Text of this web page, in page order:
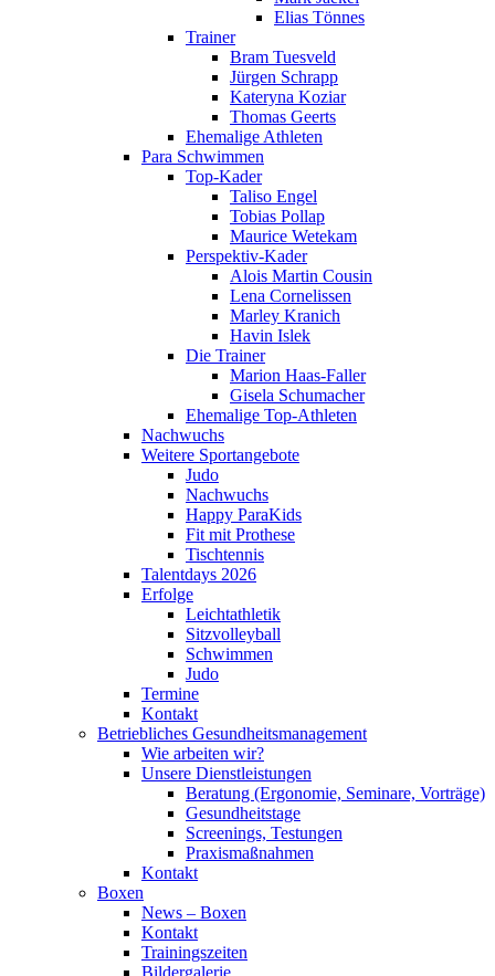
Elias Tönnes
Trainer
Bram Tuesveld
Jürgen Schrapp
Kateryna Koziar
Thomas Geerts
Ehemalige Athleten
Para Schwimmen
Top-Kader
Taliso Engel
Tobias Pollap
Maurice Wetekam
Perspektiv-Kader
Alois Martin Cousin
Lena Cornelissen
Marley Kranich
Havin Islek
Die Trainer
Marion Haas-Faller
Gisela Schumacher
Ehemalige Top-Athleten
Nachwuchs
Weitere Sportangebote
Judo
Nachwuchs
Happy ParaKids
Fit mit Prothese
Tischtennis
Talentdays 2026
Erfolge
Leichtathletik
Sitzvolleyball
Schwimmen
Judo
Termine
Kontakt
Betriebliches Gesundheits­management
Wie arbeiten wir?
Unsere Dienstleistungen
Beratung (Ergonomie, Seminare, Vorträge)
Gesundheitstage
Screenings, Testungen
Praxismaßnahmen
Kontakt
Boxen
News – Boxen
Kontakt
Trainingszeiten
Bildergalerie